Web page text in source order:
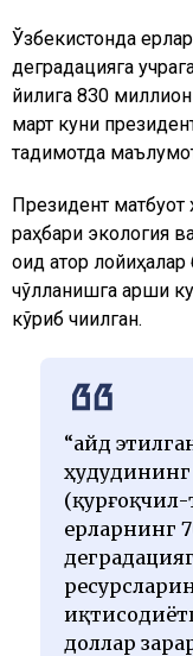
Ўзбекистонда
деградацияга
йилига 830 миллион
март куни
тақдимотда
Президент матбуот
раҳбари экология
оид қатор
чўлланишга қарши
кўриб чиқилган.
“Қайд
(қурғоқчил-
ерларнинг
доллар